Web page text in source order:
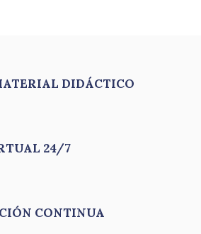
DIDÁCTICO
24/7
CONTINUA